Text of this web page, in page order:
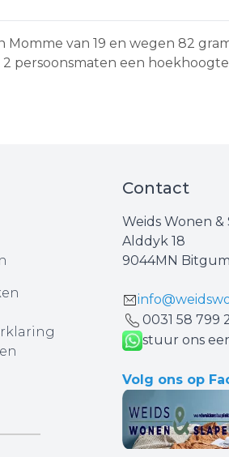
van 19 en wegen 82
persoonsmaten een hoekhoogte
Contact
Weids Wonen &
Alddyk 18
9044MN Bitgum
0031 ‪58 799
stuur ons
Volg ons op